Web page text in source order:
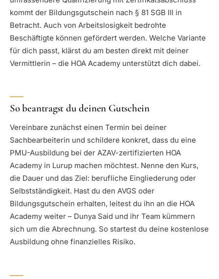
kommt der Bildungsgutschein nach § 81 SGB III in
Betracht. Auch von Arbeitslosigkeit bedrohte
Beschäftigte können gefördert werden. Welche Variante
für dich passt, klärst du am besten direkt mit deiner
Vermittlerin – die HOA Academy unterstützt dich dabei.
So beantragst du deinen Gutschein
Vereinbare zunächst einen Termin bei deiner
Sachbearbeiterin und schildere konkret, dass du eine
PMU-Ausbildung bei der AZAV-zertifizierten HOA
Academy in Lurup machen möchtest. Nenne den Kurs,
die Dauer und das Ziel: berufliche Eingliederung oder
Selbstständigkeit. Hast du den AVGS oder
Bildungsgutschein erhalten, leitest du ihn an die HOA
Academy weiter – Dunya Said und ihr Team kümmern
sich um die Abrechnung. So startest du deine kostenlose
Ausbildung ohne finanzielles Risiko.